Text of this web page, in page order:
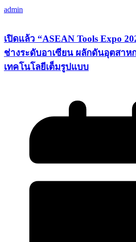
admin
เปิดแล้ว “ASEAN Tools Expo
ช่างระดับอาเซียน ผลักดันอุตสาห
เทคโนโลยีเต็มรูปแบบ